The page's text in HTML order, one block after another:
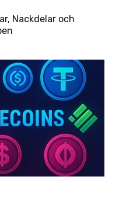
Nackdelar och